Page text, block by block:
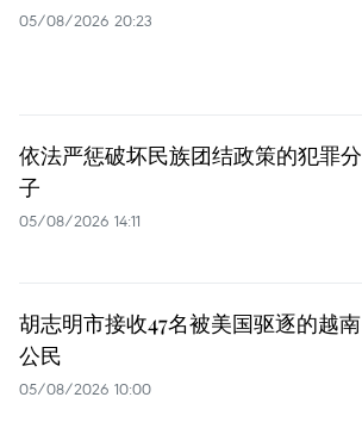
05/08/2026 20:23
依法严惩破坏民族团结政策的犯罪分
子
05/08/2026 14:11
胡志明市接收47名被美国驱逐的越南
公民
05/08/2026 10:00